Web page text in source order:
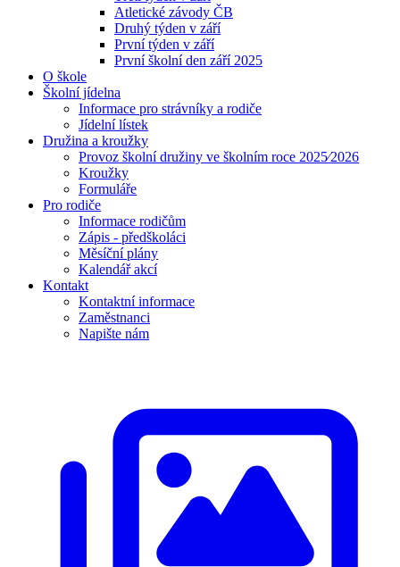
Atletické závody ČB
Druhý týden v září
První týden v září
První školní den září 2025
O škole
Školní jídelna
Informace pro strávníky a rodiče
Jídelní lístek
Družina a kroužky
Provoz školní družiny ve školním roce 2025⁄2026
Kroužky
Formuláře
Pro rodiče
Informace rodičům
Zápis - předškoláci
Měsíční plány
Kalendář akcí
Kontakt
Kontaktní informace
Zaměstnanci
Napište nám